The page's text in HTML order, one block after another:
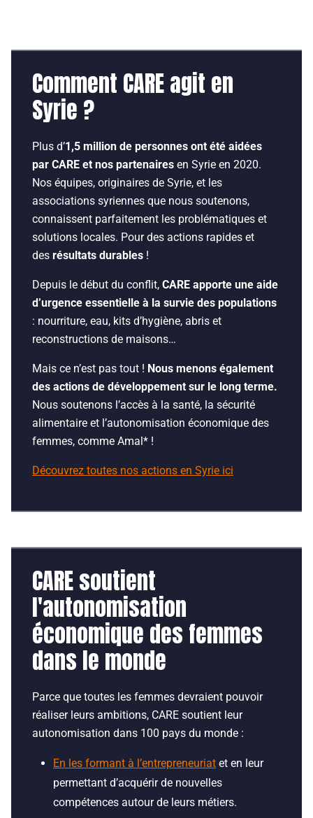
Comment CARE agit en
Syrie ?
Plus d’1,5 million de personnes ont été aidées
par CARE et nos partenaires en Syrie en 2020.
Nos équipes, originaires de Syrie, et les
associations syriennes que nous soutenons,
connaissent parfaitement les problématiques et
solutions locales. Pour des actions rapides et
des résultats durables !
Depuis le début du conflit, CARE apporte une aide
d’urgence essentielle à la survie des populations
: nourriture, eau, kits d’hygiène, abris et
reconstructions de maisons…
Mais ce n’est pas tout ! Nous menons également
des actions de développement sur le long terme.
Nous soutenons l’accès à la santé, la sécurité
alimentaire et l’autonomisation économique des
femmes, comme Amal* !
Découvrez toutes nos actions en Syrie ici
CARE soutient
l'autonomisation
économique des femmes
dans le monde
Parce que toutes les femmes devraient pouvoir
réaliser leurs ambitions, CARE soutient leur
autonomisation dans 100 pays du monde :
En les formant à l’entrepreneuriat et en leur
permettant d’acquérir de nouvelles
compétences autour de leurs métiers.